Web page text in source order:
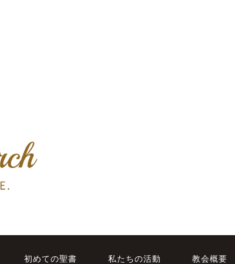
初めての聖書 私たちの活動 教会概要